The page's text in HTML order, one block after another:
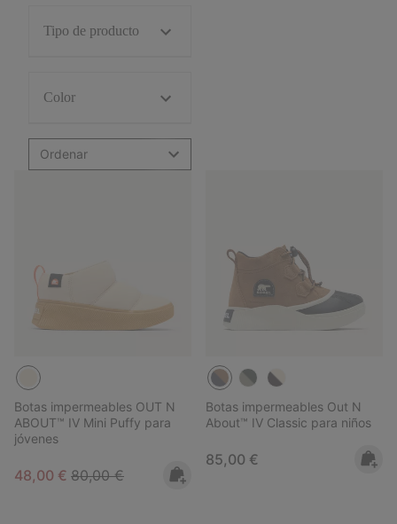
Tipo de producto
Color
Ordenar
Botas impermeables OUT N
ABOUT™ IV Mini Puffy para
jóvenes
Sale price:
48,00 € Regular price:
80,00 €
Botas impermeables Out N
About™ IV Classic para niños
Regular price:
85,00 €